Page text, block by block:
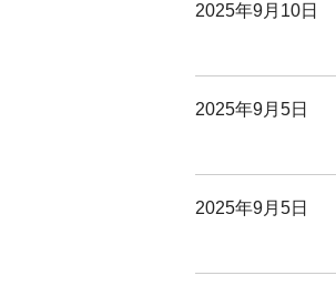
2025年9月10日
2025年9月5日
2025年9月5日